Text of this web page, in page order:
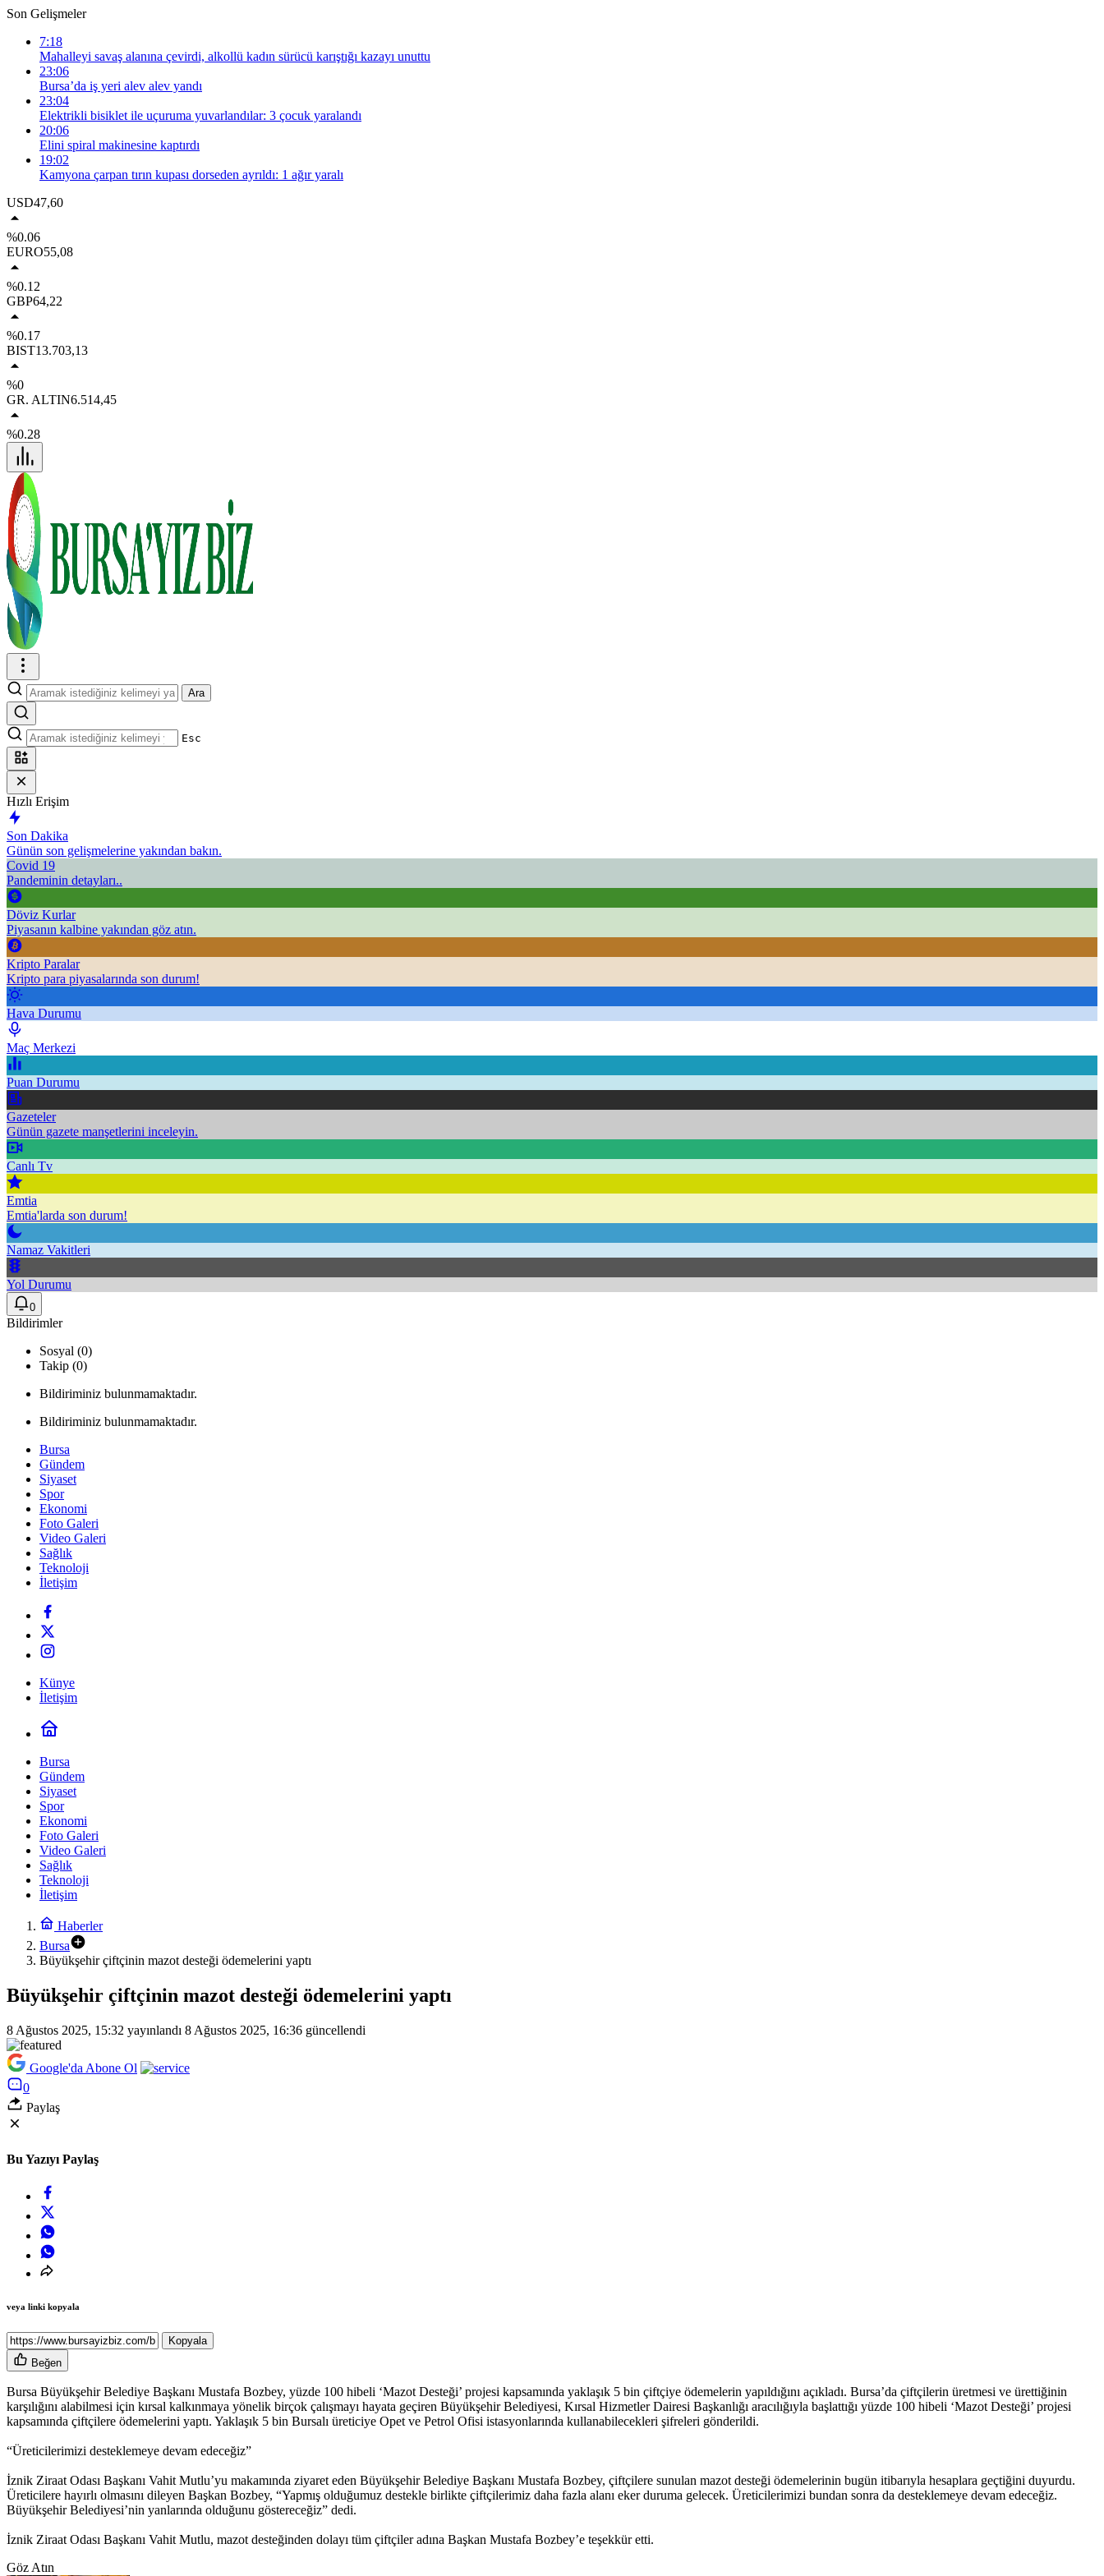
Son Gelişmeler
7:18
Mahalleyi savaş alanına çevirdi, alkollü kadın sürücü karıştığı kazayı unuttu
23:06
Bursa’da iş yeri alev alev yandı
23:04
Elektrikli bisiklet ile uçuruma yuvarlandılar: 3 çocuk yaralandı
20:06
Elini spiral makinesine kaptırdı
19:02
Kamyona çarpan tırın kupası dorseden ayrıldı: 1 ağır yaralı
USD47,60
%0.06
EURO55,08
%0.12
GBP64,22
%0.17
BIST13.703,13
%0
GR. ALTIN6.514,45
%0.28
Ara
Esc
Hızlı Erişim
Son Dakika
Günün son gelişmelerine yakından bakın.
Covid 19
Pandeminin detayları..
Döviz Kurlar
Piyasanın kalbine yakından göz atın.
Kripto Paralar
Kripto para piyasalarında son durum!
Hava Durumu
Maç Merkezi
Puan Durumu
Gazeteler
Günün gazete manşetlerini inceleyin.
Canlı Tv
Emtia
Emtia'larda son durum!
Namaz Vakitleri
Yol Durumu
0
Bildirimler
Sosyal (0)
Takip (0)
Bildiriminiz bulunmamaktadır.
Bildiriminiz bulunmamaktadır.
Bursa
Gündem
Siyaset
Spor
Ekonomi
Foto Galeri
Video Galeri
Sağlık
Teknoloji
İletişim
Künye
İletişim
Bursa
Gündem
Siyaset
Spor
Ekonomi
Foto Galeri
Video Galeri
Sağlık
Teknoloji
İletişim
Haberler
Bursa
Büyükşehir çiftçinin mazot desteği ödemelerini yaptı
Büyükşehir çiftçinin mazot desteği ödemelerini yaptı
8 Ağustos 2025, 15:32 yayınlandı 8 Ağustos 2025, 16:36 güncellendi
Google'da Abone Ol
0
Paylaş
Bu Yazıyı Paylaş
veya linki kopyala
Kopyala
Beğen
Bursa Büyükşehir Belediye Başkanı Mustafa Bozbey, yüzde 100 hibeli ‘Mazot Desteği’ projesi kapsamında yaklaşık 5 bin çiftçiye ödemelerin yapıldığını açıkladı. Bursa’da çiftçilerin üretmesi ve ürettiğinin
karşılığını alabilmesi için kırsal kalkınmaya yönelik birçok çalışmayı hayata geçiren Büyükşehir Belediyesi, Kırsal Hizmetler Dairesi Başkanlığı aracılığıyla başlattığı yüzde 100 hibeli ‘Mazot Desteği’ projesi
kapsamında çiftçilere ödemelerini yaptı. Yaklaşık 5 bin Bursalı üreticiye Opet ve Petrol Ofisi istasyonlarında kullanabilecekleri şifreleri gönderildi.
“Üreticilerimizi desteklemeye devam edeceğiz”
İznik Ziraat Odası Başkanı Vahit Mutlu’yu makamında ziyaret eden Büyükşehir Belediye Başkanı Mustafa Bozbey, çiftçilere sunulan mazot desteği ödemelerinin bugün itibarıyla hesaplara geçtiğini duyurdu.
Üreticilere hayırlı olmasını dileyen Başkan Bozbey, “Yapmış olduğumuz destekle birlikte çiftçilerimiz daha fazla alanı eker duruma gelecek. Üreticilerimizi bundan sonra da desteklemeye devam edeceğiz.
Büyükşehir Belediyesi’nin yanlarında olduğunu göstereceğiz” dedi.
İznik Ziraat Odası Başkanı Vahit Mutlu, mazot desteğinden dolayı tüm çiftçiler adına Başkan Mustafa Bozbey’e teşekkür etti.
Göz Atın